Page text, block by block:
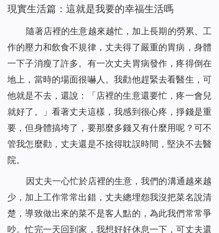
現實生活篇：這就是我要的幸福生活嗎
隨著店裡的生意越來越忙，加上長期的勞累、工
作的壓力和飲食不規律，丈夫得了嚴重的胃病，身體
一下子消瘦了許多。有一次丈夫胃病發作，疼得倒在
地上，當時的場面很嚇人。我勸他趕緊去看醫生，可
他就是不去，還說：「店裡的生意還要忙，疼一會兒
就好了。」看著丈夫這樣，我感到很心疼，掙錢是重
要，但身體搞垮了，要那麼多錢又有什麼用呢？可不
管我怎麼勸，丈夫還是不捨得耽誤時間，堅決不去醫
院。
因丈夫一心忙於店裡的生意，我們的溝通越來越
少，加上工作常常出錯，丈夫總埋怨我沒把菜名說清
楚，導致做出來的菜不是客人點的，為此我們常常爭
吵。忙完一天回到家，我想好好休息一下，可丈夫還